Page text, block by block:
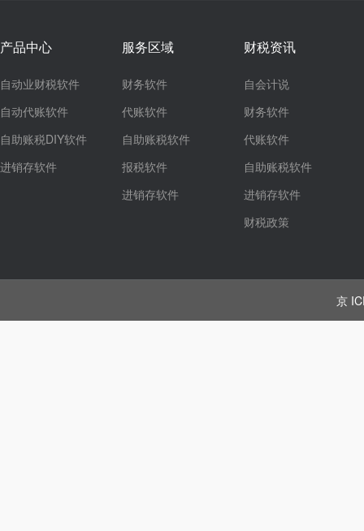
产品中心
自动业财税软件
自动代账软件
自助账税DIY软件
进销存软件
服务区域
财务软件
代账软件
自助账税软件
报税软件
进销存软件
财税资讯
自会计说
财务软件
代账软件
自助账税软件
进销存软件
财税政策
京